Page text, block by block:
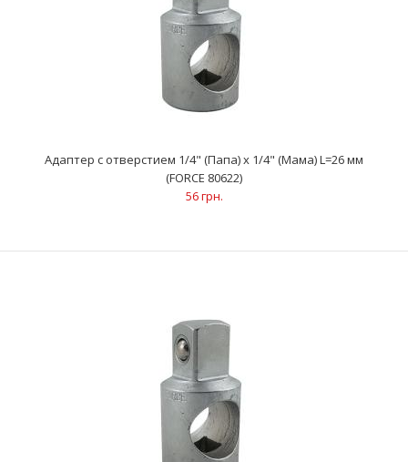
80622)
56 грн.
Адаптер с отверстием 1/4" (Папа) x 1/4" (Mама) L=26 мм
(FORCE 80622)
56 грн.